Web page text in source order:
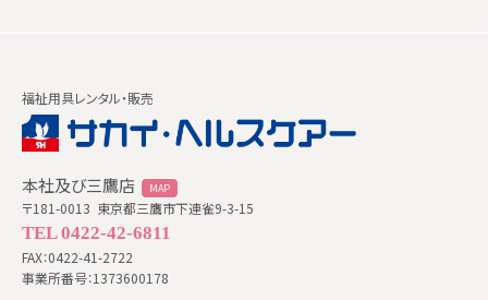
福祉用具レンタル・販売
本社及び三鷹店 MAP
〒181-0013 東京都三鷹市下連雀9-3-15
TEL 0422-42-6811
FAX：0422-41-2722
事業所番号：1373600178